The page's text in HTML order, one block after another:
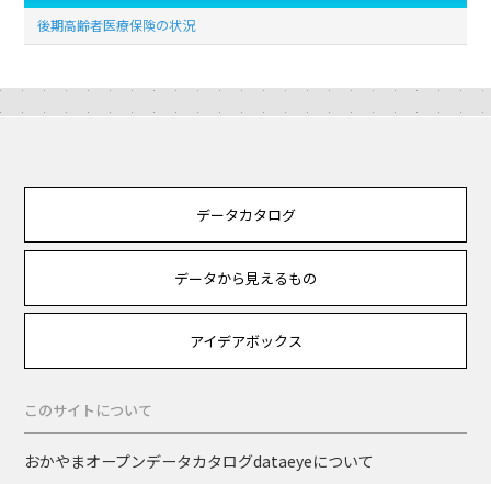
後期高齢者医療保険の状況
データカタログ
データから見えるもの
アイデアボックス
このサイトについて
おかやまオープンデータカタログdataeyeについて